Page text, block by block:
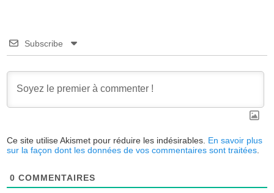
Subscribe
Ce site utilise Akismet pour réduire les indésirables. En savoir plus
sur la façon dont les données de vos commentaires sont traitées
0 COMMENTAIRES